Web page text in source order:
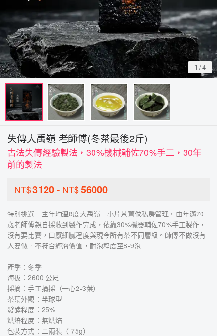
1 /4
失傳大禹嶺 老師傅(冬茶最後2斤)
古法失傳經驗製法，30%機械輔佐70%手工，30年
前的製法
NT$3120 - NT$56000
特別挑選一主年均溫8度大禹嶺一小片茶菁做私房管理，由年邁70
歲老師傅親自採收到製作完成，依靠30%機器輔佐70%手工製作，
沒有要比賽，口感細膩程度與現今所有茶不同層級。師傅不做沒有
人要做，不符合經濟價值，耐泡程度至8-9泡
產季：冬季
海拔：2600 公尺
採摘：手工摘採（一心2-3葉）
茶葉外觀：半球型
發酵程度：25%
烘焙程度：無烘焙
包裝方式：二兩裝（ 75g）